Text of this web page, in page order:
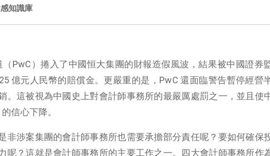
知識庫
（PwC）捲入了中國恒大集團的財報造假風波，結果被中國證券
億元人民幣的賠償金。更嚴重的是，PwC 還面臨警告暫停經營
。這被視為中國史上對會計師事務所的最嚴厲處罰之一，並且使
信心下降。
非涉案集團的會計師事務所也需要承擔部分責任呢？要如何確保
呢？這就是會計師事務所的主要工作之一。四大會計師事務所作